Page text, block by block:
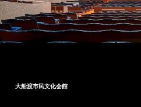
大船渡市民文化会館